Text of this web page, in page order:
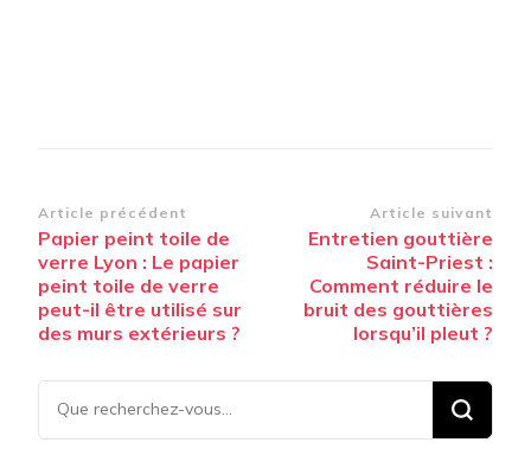
Navigation
d’article
Article précédent
Papier peint toile de
verre Lyon : Le papier
peint toile de verre
peut-il être utilisé sur
des murs extérieurs ?
Article suivant
Entretien gouttière
Saint-Priest :
Comment réduire le
bruit des gouttières
lorsqu’il pleut ?
Vous
recherchiez